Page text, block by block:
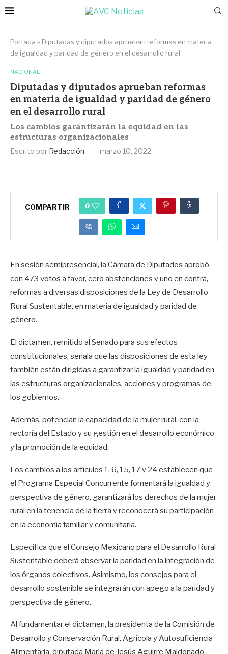
Portada » Diputadas y diputados aprueban reformas en materia
de igualdad y paridad de género en el desarrollo rural
NACIONAL
Diputadas y diputados aprueban reformas
en materia de igualdad y paridad de género
en el desarrollo rural
Los cambios garantizarán la equidad en las
estructuras organizacionales
Escrito por Redacción marzo 10, 2022
COMPARTIR 0
En sesión semipresencial, la Cámara de Diputados aprobó,
con 473 votos a favor, cero abstenciones y uno en contra,
reformas a diversas disposiciones de la Ley de Desarrollo
Rural Sustentable, en materia de igualdad y paridad de
género.
El dictamen, remitido al Senado para sus efectos
constitucionales, señala que las disposiciones de esta ley
también están dirigidas a garantizar la igualdad y paridad en
las estructuras organizacionales, acciones y programas de
los gobiernos.
Además, potencian la capacidad de la mujer rural, con la
rectoría del Estado y su gestión en el desarrollo económico
y la promoción de la equidad.
Los cambios a los artículos 1, 6, 15, 17 y 24 establecen que
el Programa Especial Concurrente fomentará la igualdad y
perspectiva de género, garantizará los derechos de la mujer
rural en la tenencia de la tierra y reconocerá su participación
en la economía familiar y comunitaria.
Especifica que el Consejo Mexicano para el Desarrollo Rural
Sustentable deberá observar la paridad en la integración de
los órganos colectivos. Asimismo, los consejos para el
desarrollo sostenible se integrarán con apego a la paridad y
perspectiva de género.
Al fundamentar el dictamen, la presidenta de la Comisión de
Desarrollo y Conservación Rural, Agrícola y Autosuficiencia
Alimentaria, diputada María de Jesús Aguirre Maldonado